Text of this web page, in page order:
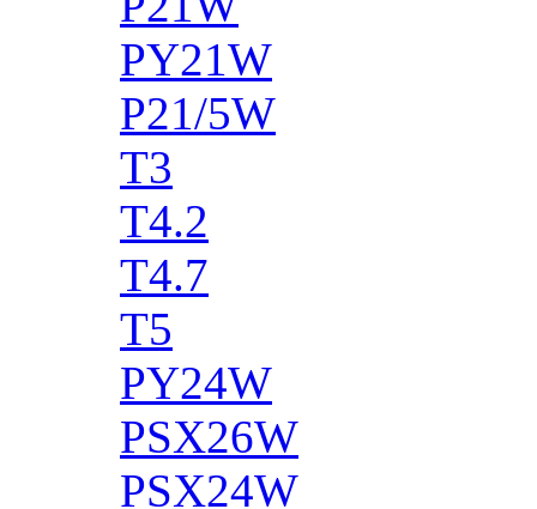
PY21W
P21/5W
T3
T4.2
T4.7
T5
PY24W
PSX26W
PSX24W